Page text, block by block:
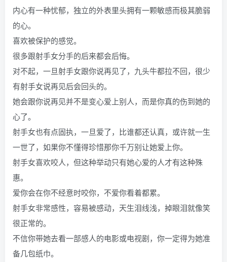
内心有一种忧郁，独立的外表里头拥有一颗敏感而极其脆弱
的心。
喜欢被保护的感觉。
很多跟射手女分手的后来都会后悔。
对不起，一旦射手女跟你说再见了，九头牛都拉不回，很少
有射手女说再见后会回头的。
她会跟你说再见并不是变心爱上别人，而是你真的伤到她的
心了。
射手女也有点固执，一旦爱了，比谁都还认真，或许就一生
一世了，如果你不懂得珍惜那你千万别让她爱上你。
射手女喜欢咬人，但这种举动只有她心爱的人才有这种殊
惠。
爱你会在你不经意时咬你，不爱你看着都累。
射手女非常感性，容易被感动，天生泪线浅，掉眼泪就像笑
很正常的。
不信你带她去看一部感人的电影或电视剧，你一定得为她准
备几包纸巾。